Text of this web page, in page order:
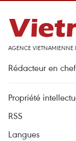
AGENCE VIETNAMIENNE
Rédacteur en
Propriété
RSS
Langues